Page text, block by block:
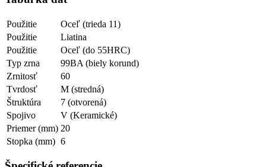
Použitie
Oceľ (trieda 11)
Použitie
Liatina
Použitie
Oceľ (do 55HRC)
Typ zrna
99BA (biely korund)
Zrnitosť
60
Tvrdosť
M (stredná)
Štruktúra
7 (otvorená)
Spojivo
V (Keramické)
Priemer (mm) 20
Stopka (mm) 6